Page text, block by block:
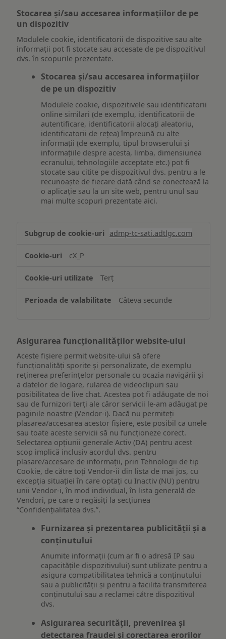
Stocarea și/sau accesarea informațiilor de pe
un dispozitiv
Modulele cookie, identificatorii de dispozitive sau alte
informații pot fi stocate sau accesate de pe dispozitivul
dvs. în scopurile prezentate.
Stocarea și/sau accesarea informațiilor
de pe un dispozitiv
Modulele cookie, dispozitivele sau identificatorii
online similari (de exemplu, identificatorii de
autentificare, identificatorii alocați aleatoriu,
identificatorii de rețea) împreună cu alte
informații (de exemplu, tipul browserului și
informațiile despre acesta, limba, dimensiunea
ecranului, tehnologiile acceptate etc.) pot fi
stocate sau citite pe dispozitivul dvs. pentru a le
recunoaște de fiecare dată când se conectează la
o aplicație sau la un site web, pentru unul sau
mai multe scopuri prezentate aici.
și/sau
informațiilor
pe
dispozitiv
admp-tc-sati.adtlgc.com
cX_P
Terț
Câteva secunde
Asigurarea funcționalităților website-ului
Aceste fișiere permit website-ului să ofere
funcționalități sporite și personalizate, de exemplu
reţinerea preferinţelor personale cu ocazia navigării și
a datelor de logare, rularea de videoclipuri sau
posibilitatea de live chat. Acestea pot fi adăugate de noi
sau de furnizori terți ale căror servicii le-am adăugat pe
paginile noastre (Vendor-i). Dacă nu permiteți
plasarea/accesarea acestor fișiere, este posibil ca unele
sau toate aceste servicii să nu funcționeze corect.
Selectarea opțiunii generale Activ (DA) pentru acest
scop implică inclusiv acordul dvs. pentru
plasare/accesare de informații, prin Tehnologii de tip
Cookie, de către toți Vendor-ii din lista de mai jos, cu
excepția situației în care optați cu Inactiv (NU) pentru
unii Vendor-i, în mod individual, în lista generală de
Vendori, pe care o regăsiți la secțiunea
“Confidențialitatea dvs.”.
Furnizarea și prezentarea publicității și a
conținutului
Anumite informații (cum ar fi o adresă IP sau
capacitățile dispozitivului) sunt utilizate pentru a
asigura compatibilitatea tehnică a conținutului
sau a publicității și pentru a facilita transmiterea
conținutului sau a reclamei către dispozitivul
dvs.
Asigurarea securității, prevenirea și
detectarea fraudei și corectarea erorilor